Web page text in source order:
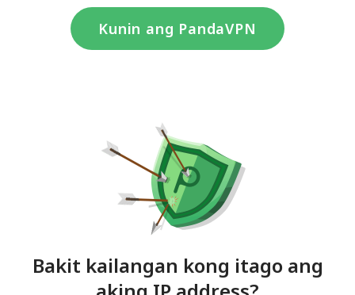
Kunin ang PandaVPN
Bakit kailangan kong itago ang